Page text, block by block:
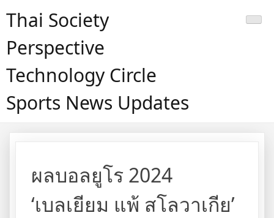
Thai Society
Perspective
Technology Circle
Sports News Updates
ผลบอลยูโร 2024
‘เบลเยียม แพ้ สโลวาเกีย’